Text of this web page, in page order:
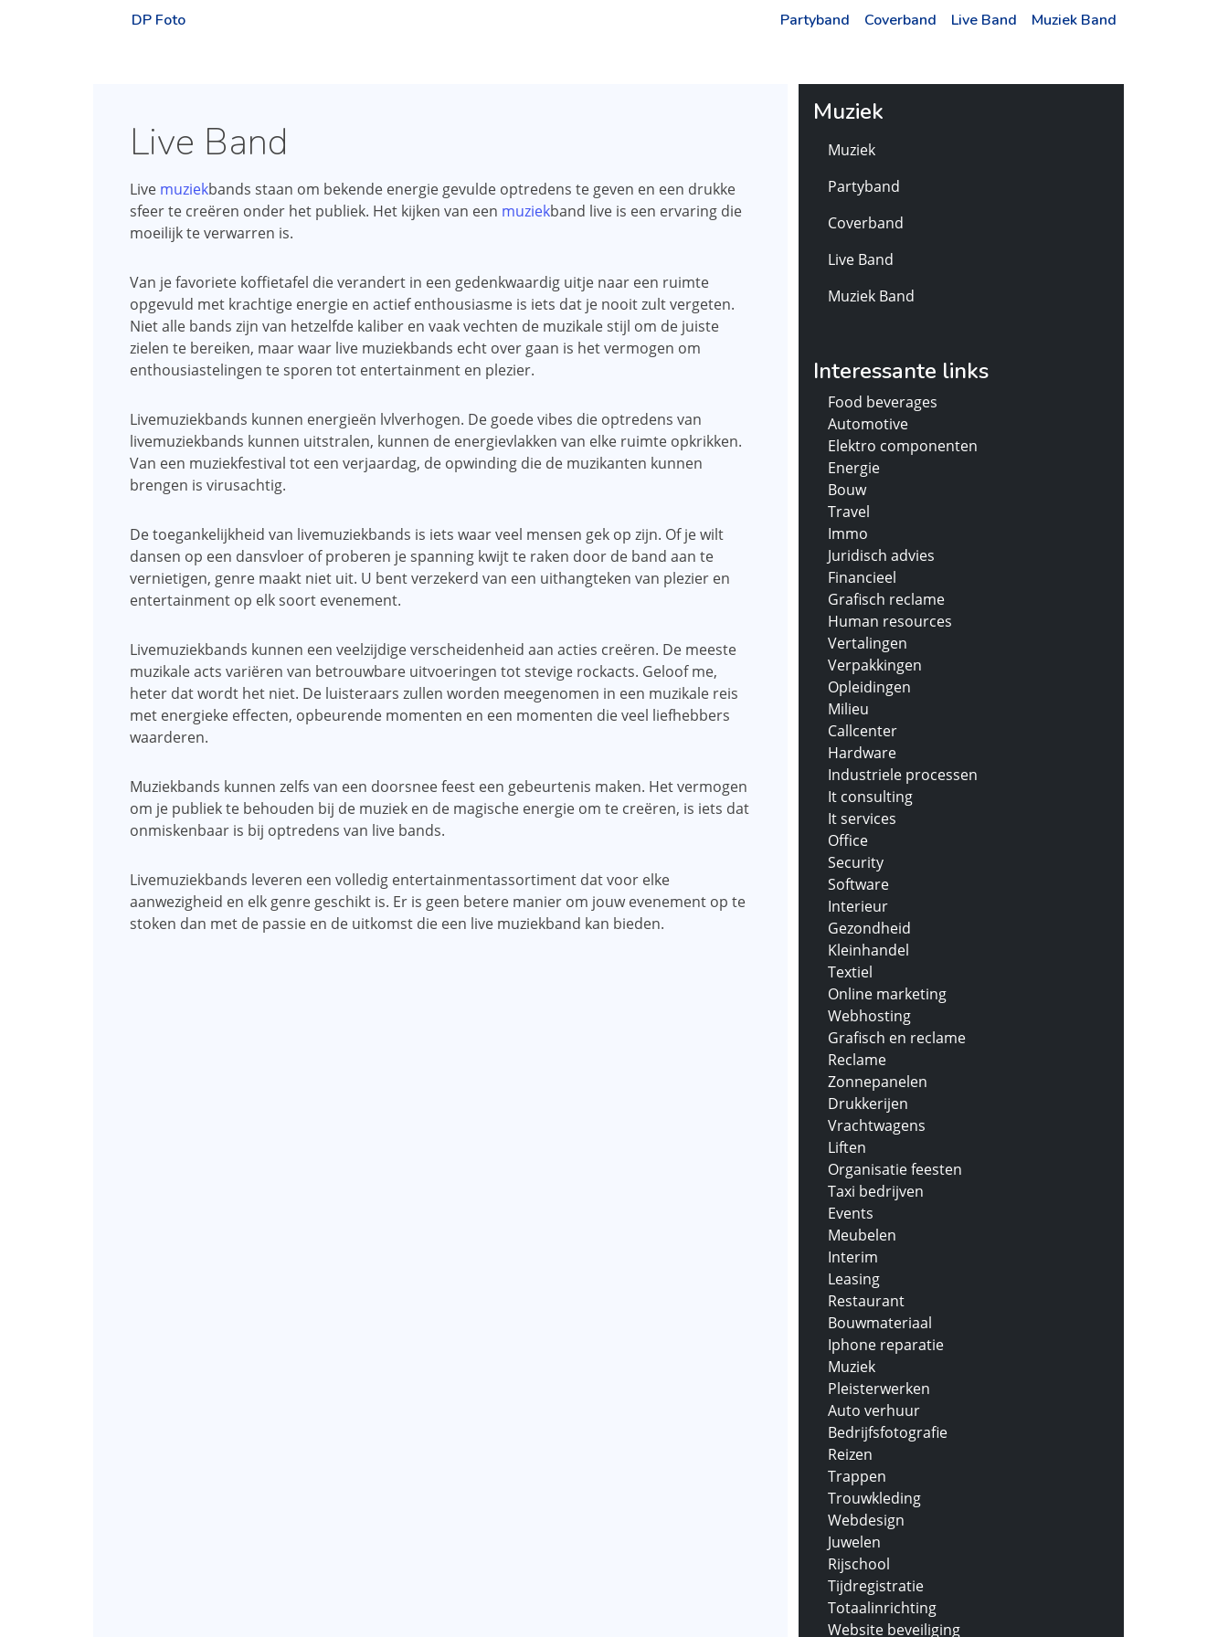
DP Foto Partyband Coverband Live Band Muziek Band
Live Band
Live muziekbands staan ​​om bekende energie gevulde optredens te geven en een drukke
sfeer te creëren onder het publiek. Het kijken van een muziekband live is een ervaring die
moeilijk te verwarren is.
Van je favoriete koffietafel die verandert in een gedenkwaardig uitje naar een ruimte
opgevuld met krachtige energie en actief enthousiasme is iets dat je nooit zult vergeten.
Niet alle bands zijn van hetzelfde kaliber en vaak vechten de muzikale stijl om de juiste
zielen te bereiken, maar waar live muziekbands echt over gaan is het vermogen om
enthousiastelingen te sporen tot entertainment en plezier.
Livemuziekbands kunnen energieën lvlverhogen. De goede vibes die optredens van
livemuziekbands kunnen uitstralen, kunnen de energievlakken van elke ruimte opkrikken.
Van een muziekfestival tot een verjaardag, de opwinding die de muzikanten kunnen
brengen is virusachtig.
De toegankelijkheid van livemuziekbands is iets waar veel mensen gek op zijn. Of je wilt
dansen op een dansvloer of proberen je spanning kwijt te raken door de band aan te
vernietigen, genre maakt niet uit. U bent verzekerd van een uithangteken van plezier en
entertainment op elk soort evenement.
Livemuziekbands kunnen een veelzijdige verscheidenheid aan acties creëren. De meeste
muzikale acts variëren van betrouwbare uitvoeringen tot stevige rockacts. Geloof me,
heter dat wordt het niet. De luisteraars zullen worden meegenomen in een muzikale reis
met energieke effecten, opbeurende momenten en een momenten die veel liefhebbers
waarderen.
Muziekbands kunnen zelfs van een doorsnee feest een gebeurtenis maken. Het vermogen
om je publiek te behouden bij de muziek en de magische energie om te creëren, is iets dat
onmiskenbaar is bij optredens van live bands.
Livemuziekbands leveren een volledig entertainmentassortiment dat voor elke
aanwezigheid en elk genre geschikt is. Er is geen betere manier om jouw evenement op te
stoken dan met de passie en de uitkomst die een live muziekband kan bieden.
Muziek
Muziek
Partyband
Coverband
Live Band
Muziek Band
Interessante links
Food beverages
Automotive
Elektro componenten
Energie
Bouw
Travel
Immo
Juridisch advies
Financieel
Grafisch reclame
Human resources
Vertalingen
Verpakkingen
Opleidingen
Milieu
Callcenter
Hardware
Industriele processen
It consulting
It services
Office
Security
Software
Interieur
Gezondheid
Kleinhandel
Textiel
Online marketing
Webhosting
Grafisch en reclame
Reclame
Zonnepanelen
Drukkerijen
Vrachtwagens
Liften
Organisatie feesten
Taxi bedrijven
Events
Meubelen
Interim
Leasing
Restaurant
Bouwmateriaal
Iphone reparatie
Muziek
Pleisterwerken
Auto verhuur
Bedrijfsfotografie
Reizen
Trappen
Trouwkleding
Webdesign
Juwelen
Rijschool
Tijdregistratie
Totaalinrichting
Website beveiliging